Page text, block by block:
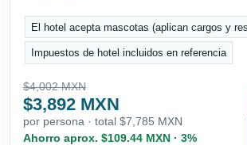
El hotel acepta mascotas (aplican cargos y
Impuestos de hotel incluidos en referencia
$4,002 MXN
$3,892 MXN
por persona · total $7,785 MXN
Ahorro aprox. $109.44 MXN · 3%